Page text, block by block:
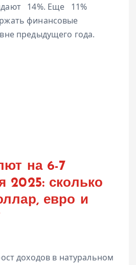
14%. Еще
11%
финансовые
предыдущего года.
на 6-7
2025: сколько
евро и
доходов в натуральном